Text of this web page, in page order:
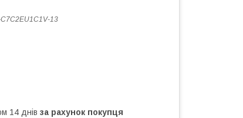
13
14 днів за рахунок покупця